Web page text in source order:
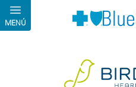
Pasar al contenido principal
MENÚ